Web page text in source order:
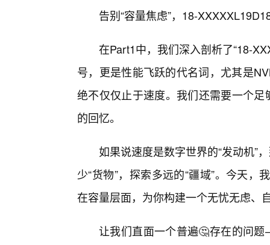
告别“容量焦虑”，18-
在Part1中，我们深入剖析了“18-
号，更是性能飞跃的代名词，尤其是
绝不仅仅止于速度。我们还需要一个
的回忆。
如果说速度是数字世界的“发动机”
少“货物”，探索多远的“疆域”。今天
在容量层面，为你构建一个无忧无虑、
让我们直面一个普遍🤔存在的问